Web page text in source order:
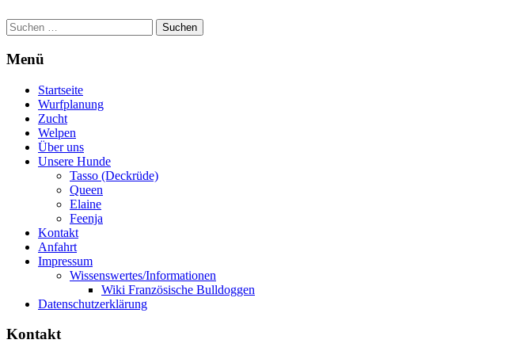
Suchen
nach:
Menü
Startseite
Wurfplanung
Zucht
Welpen
Über uns
Unsere Hunde
Tasso (Deckrüde)
Queen
Elaine
Feenja
Kontakt
Anfahrt
Impressum
Wissenswertes/Informationen
Wiki Französische Bulldoggen
Datenschutzerklärung
Kontakt